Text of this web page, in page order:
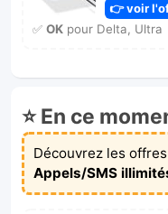
👉 voir
✅ OKpour Delta, Ultra
⭐ En ce
Découvrez les
Appels/SMS